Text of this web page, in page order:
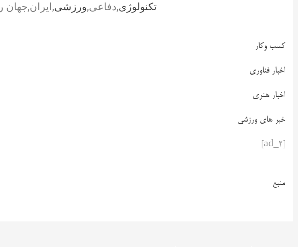
تکنولوژی,دفاعی,ورزشی,ایران,جهان
کسب وکار
اخبار فناوری
اخبار هنری
خبر های ورزشی
منبع